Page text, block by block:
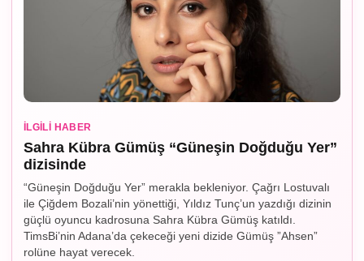
İLGILI HABER
Sahra Kübra Gümüş “Güneşin Doğduğu Yer”
dizisinde
“Güneşin Doğduğu Yer” merakla bekleniyor. Çağrı Lostuvalı
ile Çiğdem Bozali’nin yönettiği, Yıldız Tunç’un yazdığı dizinin
güçlü oyuncu kadrosuna Sahra Kübra Gümüş katıldı.
TimsBi’nin Adana’da çekeceği yeni dizide Gümüş ”Ahsen”
rolüne hayat verecek.